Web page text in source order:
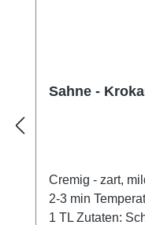
Sahne -
Cremig - zart, mild
2-3 min Temperatur: 100 °C Menge pro Tasse:
1 TL Zutaten: Schwarzer Tee,